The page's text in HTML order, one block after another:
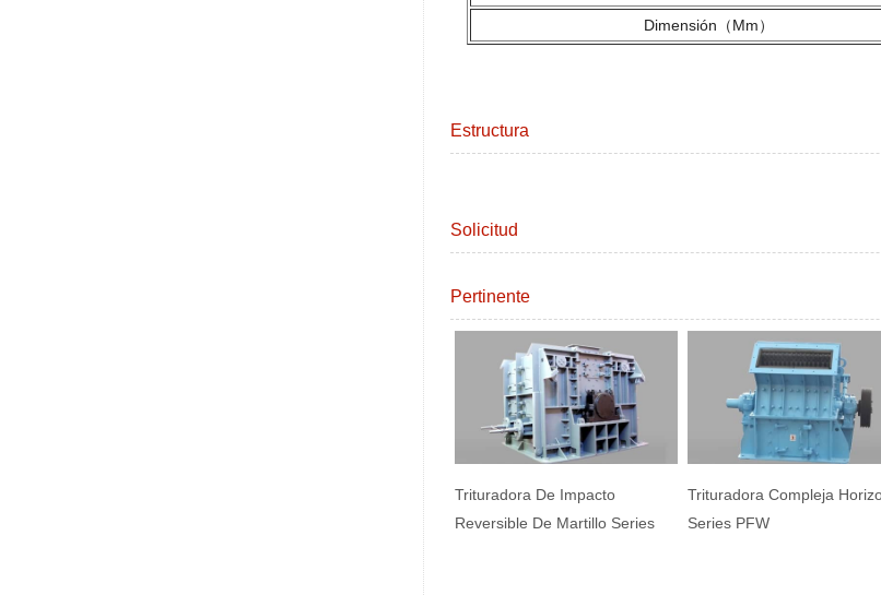
Dimensión（mm）
Estructura
Solicitud
Pertinente
Trituradora De Impacto
Reversible De Martillo Series
Trituradora Compleja
Series PFW